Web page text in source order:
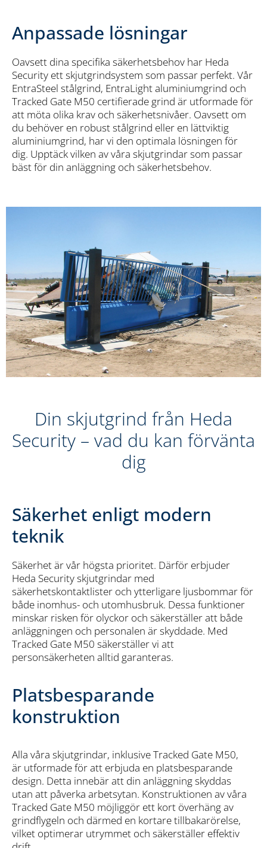
Anpassade lösningar
Oavsett dina specifika säkerhetsbehov har Heda
Security ett skjutgrindsystem som passar perfekt. Vår
EntraSteel stålgrind, EntraLight aluminiumgrind och
Tracked Gate M50 certifierade grind är utformade för
att möta olika krav och säkerhetsnivåer. Oavsett om
du behöver en robust stålgrind eller en lättviktig
aluminiumgrind, har vi den optimala lösningen för
dig. Upptäck vilken av våra skjutgrindar som passar
bäst för din anläggning och säkerhetsbehov.
Din skjutgrind från Heda
Security – vad du kan förvänta
dig
Platsbesparande
konstruktion
Alla våra skjutgrindar, inklusive Tracked Gate M50,
är utformade för att erbjuda en platsbesparande
design. Detta innebär att din anläggning skyddas
utan att påverka arbetsytan. Konstruktionen av våra
Tracked Gate M50 möjliggör ett kort överhäng av
grindflygeln och därmed en kortare tillbakarörelse,
vilket optimerar utrymmet och säkerställer effektiv
Säkerhet enligt modern
teknik
Säkerhet är vår högsta prioritet. Därför erbjuder
Heda Security skjutgrindar med
säkerhetskontaktlister och ytterligare ljusbommar för
både inomhus- och utomhusbruk. Dessa funktioner
minskar risken för olyckor och säkerställer att både
anläggningen och personalen är skyddade. Med
Tracked Gate M50 säkerställer vi att
personsäkerheten alltid garanteras.